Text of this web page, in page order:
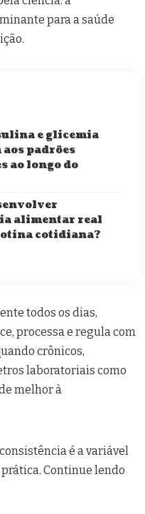
para a saúde
e glicemia
padrões
ao longo do
alimentar real
cotidiana?
todos os dias,
processa e regula com
crônicos,
laboratoriais como
melhor à
é a variável
Continue lendo